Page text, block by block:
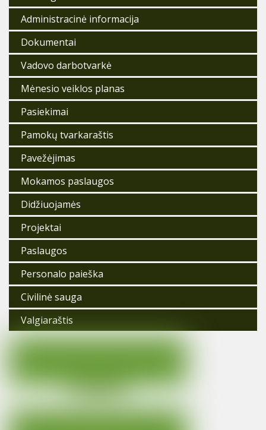
Administracinė informacija
Dokumentai
Vadovo darbotvarkė
Mėnesio veiklos planas
Pasiekimai
Pamokų tvarkaraštis
Pavežėjimas
Mokamos paslaugos
Didžiuojamės
Projektai
Paslaugos
Personalo paieška
Civilinė sauga
Valgiaraštis